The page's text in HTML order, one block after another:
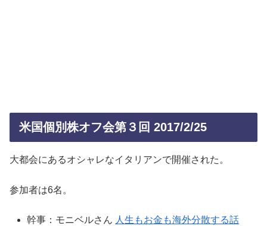
米国個別株オフ会第３回 2017/2/25
大都会にあるオシャレなイタリアンで開催された。
参加者は6名。
幹事：モニベルさん 人生もお金も海外分散する話